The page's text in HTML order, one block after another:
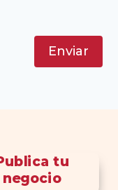
Enviar
tu
negocio